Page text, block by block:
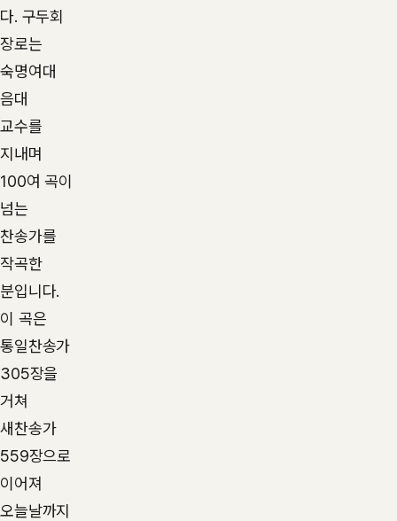
다. 구두회
장로는
숙명여대
음대
교수를
지내며
100여 곡이
넘는
찬송가를
작곡한
분입니다.
이 곡은
통일찬송가
305장을
거쳐
새찬송가
559장으로
이어져
오늘날까지